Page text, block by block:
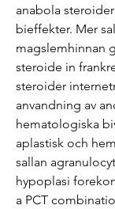
anabola
bieffekter. Mer
magslemhinnan
steroide in
steroider
anvandning av
hematologiska
aplastisk och
sallan
hypoplasi
a PCT